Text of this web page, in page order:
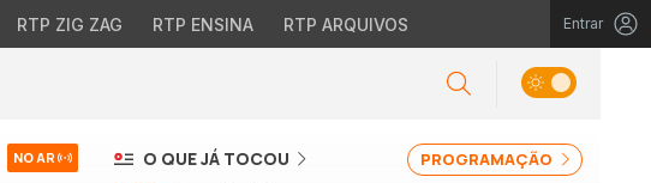
RTP ZIG ZAG RTP ENSINA RTP ARQUIVOS Entrar
NO AR PROGRAMAÇÃO
O QUE JÁ TOCOU